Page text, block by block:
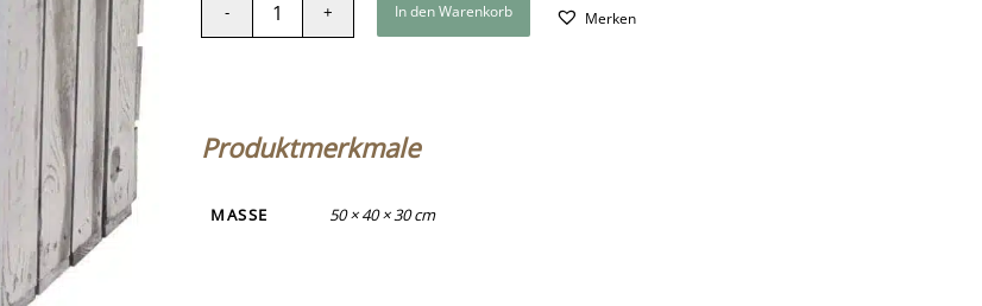
In den Warenkorb Merken
Produktmerkmale
MASSE 50 × 40 × 30 cm